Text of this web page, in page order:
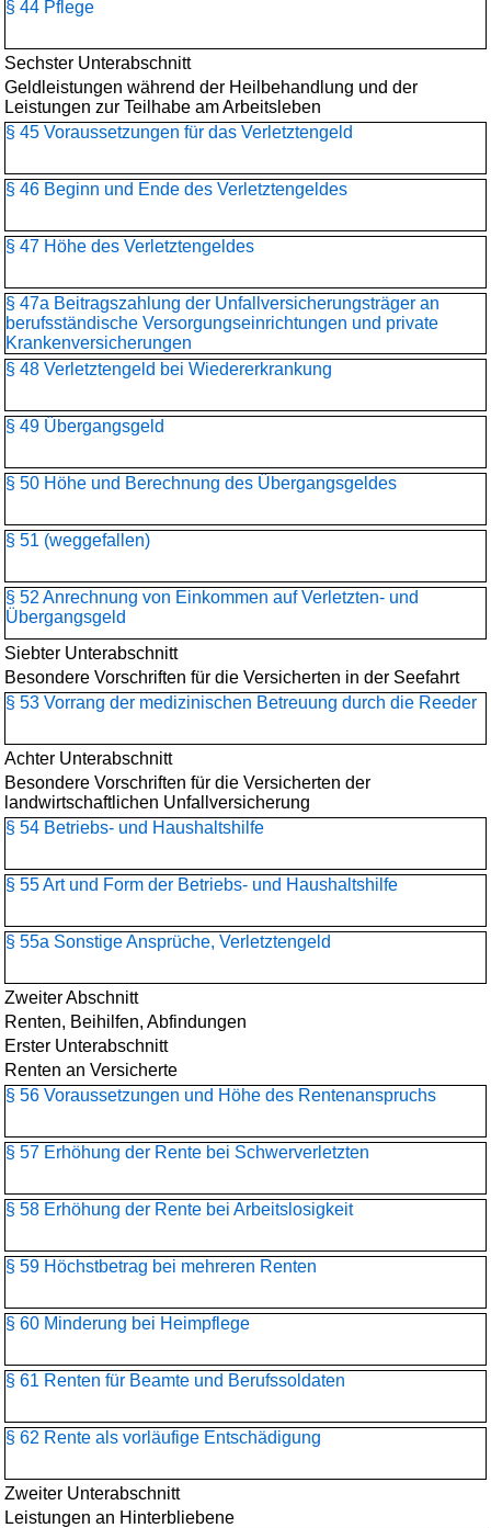
§ 44 Pflege
Sechster Unterabschnitt
Geldleistungen während der Heilbehandlung und der
Leistungen zur Teilhabe am Arbeitsleben
§ 45 Voraussetzungen für das Verletztengeld
§ 46 Beginn und Ende des Verletztengeldes
§ 47 Höhe des Verletztengeldes
§ 47a Beitragszahlung der Unfallversicherungsträger an
berufsständische Versorgungseinrichtungen und private
Krankenversicherungen
§ 48 Verletztengeld bei Wiedererkrankung
§ 49 Übergangsgeld
§ 50 Höhe und Berechnung des Übergangsgeldes
§ 51 (weggefallen)
§ 52 Anrechnung von Einkommen auf Verletzten- und
Übergangsgeld
Siebter Unterabschnitt
Besondere Vorschriften für die Versicherten in der Seefahrt
§ 53 Vorrang der medizinischen Betreuung durch die Reeder
Achter Unterabschnitt
Besondere Vorschriften für die Versicherten der
landwirtschaftlichen Unfallversicherung
§ 54 Betriebs- und Haushaltshilfe
§ 55 Art und Form der Betriebs- und Haushaltshilfe
§ 55a Sonstige Ansprüche, Verletztengeld
Zweiter Abschnitt
Renten, Beihilfen, Abfindungen
Erster Unterabschnitt
Renten an Versicherte
§ 56 Voraussetzungen und Höhe des Rentenanspruchs
§ 57 Erhöhung der Rente bei Schwerverletzten
§ 58 Erhöhung der Rente bei Arbeitslosigkeit
§ 59 Höchstbetrag bei mehreren Renten
§ 60 Minderung bei Heimpflege
§ 61 Renten für Beamte und Berufssoldaten
§ 62 Rente als vorläufige Entschädigung
Zweiter Unterabschnitt
Leistungen an Hinterbliebene